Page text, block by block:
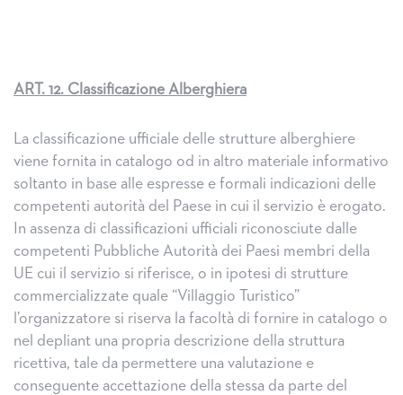
ART. 12. Classificazione Alberghiera
La classificazione ufficiale delle strutture alberghiere
viene fornita in catalogo od in altro materiale informativo
soltanto in base alle espresse e formali indicazioni delle
competenti autorità del Paese in cui il servizio è erogato.
In assenza di classificazioni ufficiali riconosciute dalle
competenti Pubbliche Autorità dei Paesi membri della
UE cui il servizio si riferisce, o in ipotesi di strutture
commercializzate quale “Villaggio Turistico”
l’organizzatore si riserva la facoltà di fornire in catalogo o
nel depliant una propria descrizione della struttura
ricettiva, tale da permettere una valutazione e
conseguente accettazione della stessa da parte del